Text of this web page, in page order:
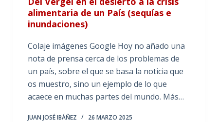
alimentaria de un País (sequías e
inundaciones)
Colaje imágenes Google Hoy no añado una
nota de prensa cerca de los problemas de
un país, sobre el que se basa la noticia que
os muestro, sino un ejemplo de lo que
acaece en muchas partes del mundo. Más…
JUAN JOSÉ IBÁÑEZ 26 MARZO 2025